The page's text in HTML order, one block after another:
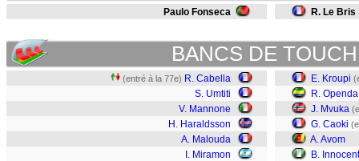
Paulo Fonseca R. Le Bris
BANCS DE
(entré à la 77e) R. Cabella
S. Umtiti
V. Mannone
H. Haraldsson
A. Malouda
I. Miramon
E. Kroupi
R. Openda
J. Mvuka
G. Caoki
A. Avom
B. Innocent